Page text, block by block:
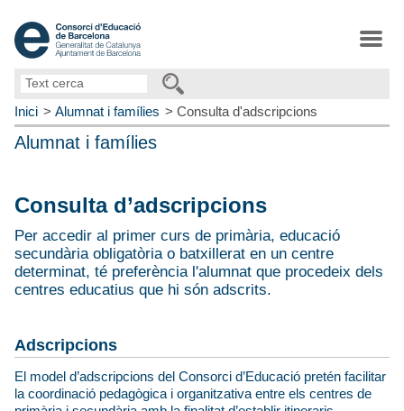
Text
Inici
Alumnat i famílies Consulta d'adscripcions
Alumnat i famílies
Consulta d’adscripcions
Per accedir al primer curs de primària, educació
secundària obligatòria o batxillerat en un centre
determinat, té preferència l'alumnat que procedeix dels
centres educatius que hi són adscrits.
Adscripcions
El model d’adscripcions del Consorci d’Educació pretén facilitar
la coordinació pedagògica i organitzativa entre els centres de